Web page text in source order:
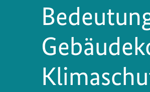
Sicherheit